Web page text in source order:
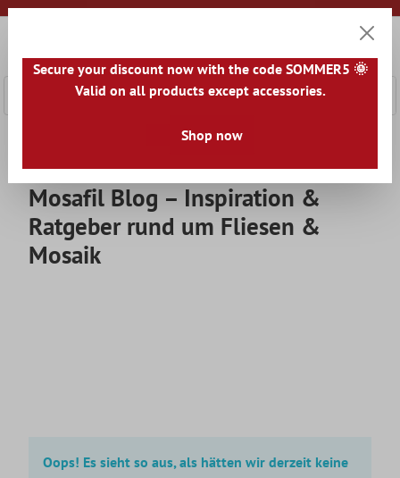
springen
Mosafil Blog – Inspiration &
Ratgeber rund um Fliesen &
Mosaik
Oops! Es sieht so aus, als hätten wir derzeit keine
Secure your discount now with the code SOMMER5 🌞
Valid on all products except accessories.
Shop now